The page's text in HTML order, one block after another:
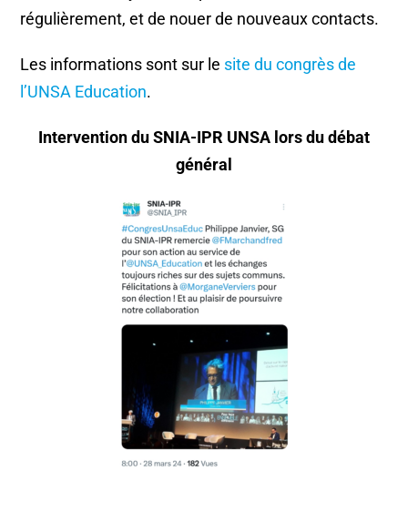
régulièrement, et de nouer de nouveaux contacts.
Les informations sont sur le site du congrès de
l’UNSA Education.
Intervention du SNIA-IPR UNSA lors du débat
général